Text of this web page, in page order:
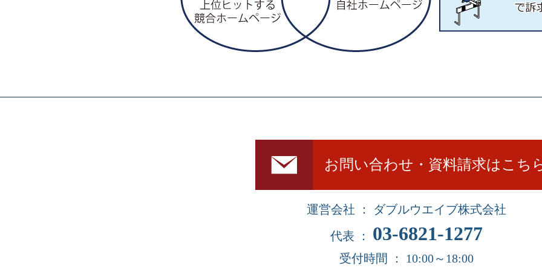
お問い合わせ・資料請求はこち
運営会社 ： ダブルウエイブ株式会社
代表 ： 03-6821-1277
受付時間 ： 10:00～18:00